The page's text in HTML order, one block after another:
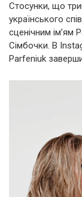
Стосунки, що
українського
сценічним ім’ям
Сімбочки. В
Parfeniuk